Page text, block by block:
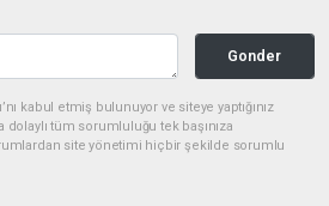
Gonder
kabul etmiş bulunuyor ve siteye yaptığınız
tüm sorumluluğu tek başınıza
site yönetimi hiçbir şekilde sorumlu